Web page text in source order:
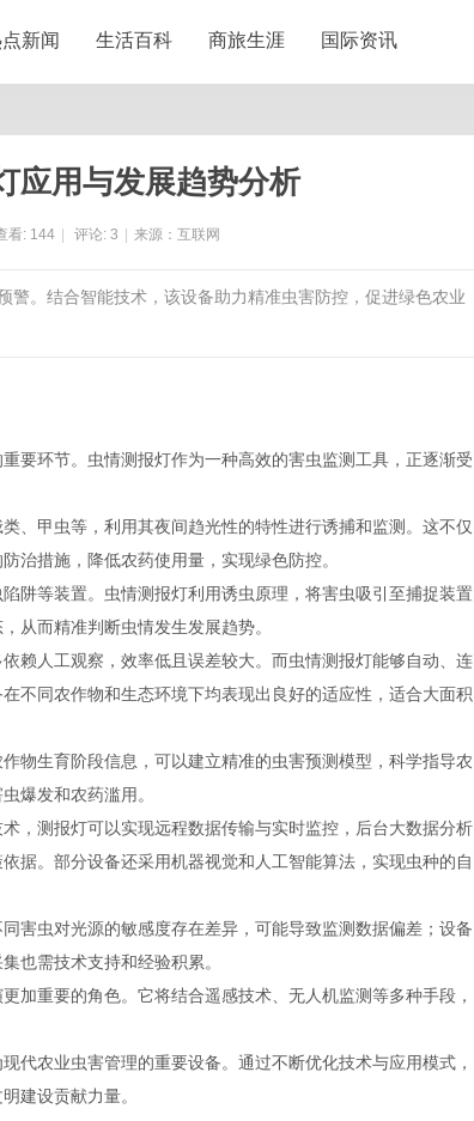
新闻 生活百科 商旅生涯 国际资讯
应用与发展趋势分析
看: 144 评论: 3 来源：互联网
。结合智能技术，该设备助力精准虫害防控，促进绿色农业
要环节。虫情测报灯作为一种高效的害虫监测工具，正逐渐受
、甲虫等，利用其夜间趋光性的特性进行诱捕和监测。这不仅
治措施，降低农药使用量，实现绿色防控。
阱等装置。虫情测报灯利用诱虫原理，将害虫吸引至捕捉装置
从而精准判断虫情发生发展趋势。
赖人工观察，效率低且误差较大。而虫情测报灯能够自动、连
不同农作物和生态环境下均表现出良好的适应性，适合大面积
物生育阶段信息，可以建立精准的虫害预测模型，科学指导农
爆发和农药滥用。
，测报灯可以实现远程数据传输与实时监控，后台大数据分析
据。部分设备还采用机器视觉和人工智能算法，实现虫种的自
害虫对光源的敏感度存在差异，可能导致监测数据偏差；设备
也需技术支持和经验积累。
加重要的角色。它将结合遥感技术、无人机监测等多种手段，
代农业虫害管理的重要设备。通过不断优化技术与应用模式，
建设贡献力量。